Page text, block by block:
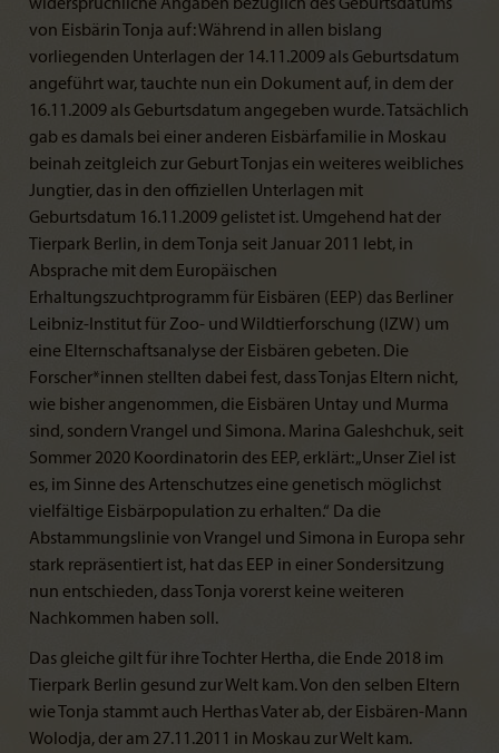
widersprüchliche Angaben bezüglich des Geburtsdatums
von Eisbärin Tonja auf: Während in allen bislang
vorliegenden Unterlagen der 14.11.2009 als Geburtsdatum
angeführt war, tauchte nun ein Dokument auf, in dem der
16.11.2009 als Geburtsdatum angegeben wurde. Tatsächlich
gab es damals bei einer anderen Eisbärfamilie in Moskau
beinah zeitgleich zur Geburt Tonjas ein weiteres weibliches
Jungtier, das in den offiziellen Unterlagen mit
Geburtsdatum 16.11.2009 gelistet ist. Umgehend hat der
Tierpark Berlin, in dem Tonja seit Januar 2011 lebt, in
Absprache mit dem Europäischen
Erhaltungszuchtprogramm für Eisbären (EEP) das Berliner
Leibniz-Institut für Zoo- und Wildtierforschung (IZW) um
eine Elternschaftsanalyse der Eisbären gebeten. Die
Forscher*innen stellten dabei fest, dass Tonjas Eltern nicht,
wie bisher angenommen, die Eisbären Untay und Murma
sind, sondern Vrangel und Simona. Marina Galeshchuk, seit
Sommer 2020 Koordinatorin des EEP, erklärt: „Unser Ziel ist
es, im Sinne des Artenschutzes eine genetisch möglichst
vielfältige Eisbärpopulation zu erhalten.“ Da die
Abstammungslinie von Vrangel und Simona in Europa sehr
stark repräsentiert ist, hat das EEP in einer Sondersitzung
nun entschieden, dass Tonja vorerst keine weiteren
Nachkommen haben soll.
Das gleiche gilt für ihre Tochter Hertha, die Ende 2018 im
Tierpark Berlin gesund zur Welt kam. Von den selben Eltern
wie Tonja stammt auch Herthas Vater ab, der Eisbären-Mann
Wolodja, der am 27.11.2011 in Moskau zur Welt kam.